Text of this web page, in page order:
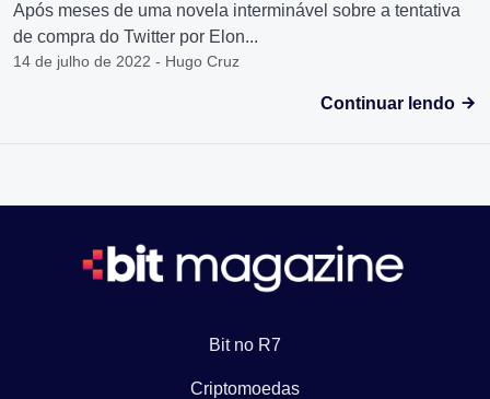
Após meses de uma novela interminável sobre a tentativa
de compra do Twitter por Elon...
14 de julho de 2022 - Hugo Cruz
Continuar lendo
Bit no R7
Criptomoedas